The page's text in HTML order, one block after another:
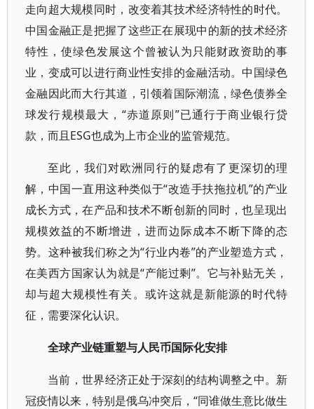
走向超大规模同时，改变着其技术经济特性的时代。
中国金融正是把握了这些正在展现中的新的技术经济
特性，使绿色发展这个曾被认为只能财政资助的事
业，变成可以进行商业性安排的金融活动。中国绿色
金融因此而大行其道，引领着国际潮流，绿色债券全
球发行规模最大，“赤道原则”已通行于商业银行贷
款，而且ESG也成为上市企业的监管规范。
至此，我们对欧洲同行的疑虑有了更深切的理
解，中国一直用这种类似于“改造手扶拖拉机”的产业
成长方式，在产品和技术不断创新的同时，也呈现出
规模效益的不断增进，进而边际成本不断下降的态
势。这种被我们称之为“行业内卷”的产业塑造方式，
在美西方国家认为就是“产能过剩”。它与补贴无关，
却与超大规模性有关。或许这就是新能源的时代特
征，需要深化认识。
全球产业链重塑与人民币国际化安排
当前，世界经济正处于深刻的结构调整之中。新
冠疫情以来，特别是俄乌冲突后，“同谁做生意比做生